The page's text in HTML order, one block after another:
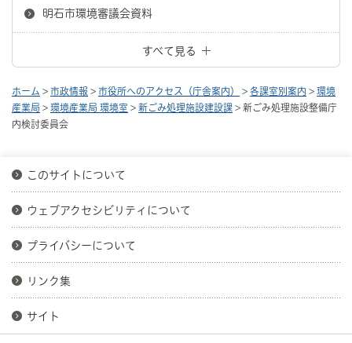
明石市環境審議会資料
すべて見る
ホーム > 市政情報 > 市役所へのアクセス（庁舎案内） > 各課室別案内 > 環境
産業局 > 環境産業局 環境室 > 新ごみ処理施設建設課 > 新ごみ処理施設整備庁
内検討委員会
このサイトについて
ウェブアクセシビリティについて
プライバシーについて
リンク集
サイト